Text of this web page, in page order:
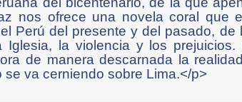
nos ofrece una novela coral que
Perú del presente y del pasado, de
la violencia y los prejuicios.
de manera descarnada la
va cerniendo sobre Lima.</p>